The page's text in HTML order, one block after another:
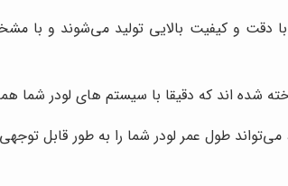
دقت و کیفیت بالایی تولید می‌شوند و با
شده اند که دقیقا با سیستم های لودر شما
می‌تواند طول عمر لودر شما را به طور قابل